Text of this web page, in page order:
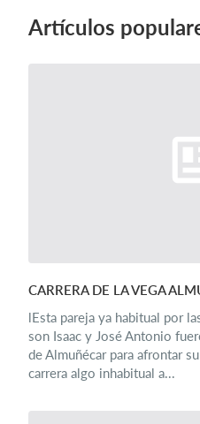
Artículos
CARRERA DE LA VEGA
lEsta pareja ya habitual por
son Isaac y José Antonio
de Almuñécar para afrontar
carrera algo inhabitual a...